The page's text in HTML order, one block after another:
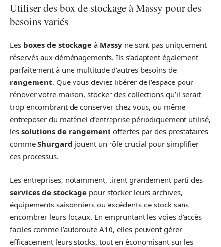
Utiliser des box de stockage à Massy pour des
besoins variés
Les boxes de stockage à Massy ne sont pas uniquement
réservés aux déménagements. Ils s’adaptent également
parfaitement à une multitude d’autres besoins de
rangement. Que vous deviez libérer de l’espace pour
rénover votre maison, stocker des collections qu’il serait
trop encombrant de conserver chez vous, ou même
entreposer du matériel d’entreprise périodiquement utilisé,
les solutions de rangement offertes par des prestataires
comme Shurgard jouent un rôle crucial pour simplifier
ces processus.
Les entreprises, notamment, tirent grandement parti des
services de stockage pour stocker leurs archives,
équipements saisonniers ou excédents de stock sans
encombrer leurs locaux. En empruntant les voies d’accès
faciles comme l’autoroute A10, elles peuvent gérer
efficacement leurs stocks, tout en économisant sur les